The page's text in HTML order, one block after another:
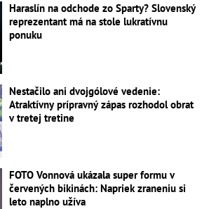
Haraslín na odchode zo Sparty? Slovenský
reprezentant má na stole lukratívnu
ponuku
Nestačilo ani dvojgólové vedenie:
Atraktívny prípravný zápas rozhodol obrat
v tretej tretine
FOTO Vonnová ukázala super formu v
červených bikinách: Napriek zraneniu si
leto naplno užíva